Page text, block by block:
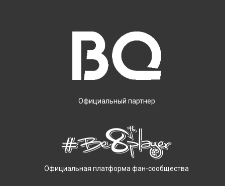
Официальный партнер
Официальная платформа фан-сообщества